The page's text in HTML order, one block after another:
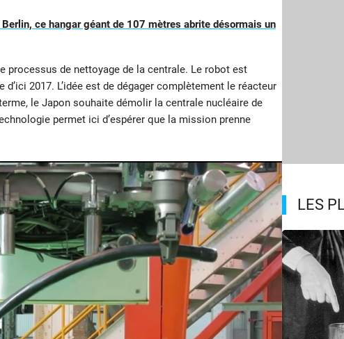
ce hangar géant de 107 mètres abrite désormais un
processus de nettoyage de la centrale. Le robot est
2017. L’idée est de dégager complètement le réacteur
le Japon souhaite démolir la centrale nucléaire de
permet ici d’espérer que la mission prenne
LES